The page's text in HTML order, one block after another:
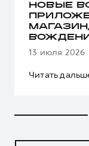
НОВЫЕ
13 июля 2026
Читать